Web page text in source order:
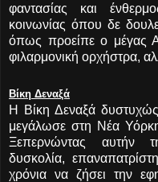
φαντασίας και
κοινωνίας όπου δε
όπως προείπε ο μέγας
φιλαρμονική ορχήστρα,
Βίκη Δεναξά
Η Βίκη Δεναξά δυστυχώς
μεγάλωσε στη Νέα
Ξεπερνώντας αυτήν
δυσκολία,
χρόνια να ζήσει την